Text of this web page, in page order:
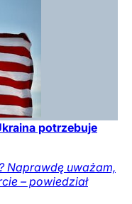
potrzebuje
Naprawdę uważam,
– powiedział